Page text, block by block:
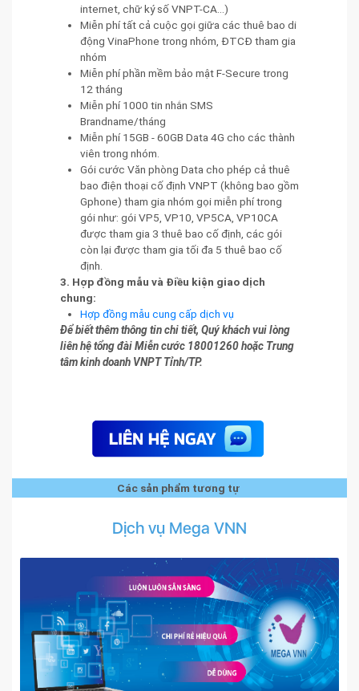
internet, chữ ký số VNPT-CA...)
Miễn phí tất cả cuộc gọi giữa các thuê bao di
động VinaPhone trong nhóm, ĐTCĐ tham gia
nhóm
Miễn phí phần mềm bảo mật F-Secure trong
12 tháng
Miễn phí 1000 tin nhắn SMS
Brandname/tháng
Miễn phí 15GB - 60GB Data 4G cho các thành
viên trong nhóm.
Gói cước Văn phòng Data cho phép cả thuê
bao điện thoại cố định VNPT (không bao gồm
Gphone) tham gia nhóm gọi miễn phí trong
gói như: gói VP5, VP10, VP5CA, VP10CA
được tham gia 3 thuê bao cố định, các gói
còn lại được tham gia tối đa 5 thuê bao cố
định.
3. Hợp đồng mẫu và Điều kiện giao dịch
chung:
Hợp đồng mẫu cung cấp dịch vụ
Để biết thêm thông tin chi tiết, Quý khách vui lòng
liên hệ tổng đài Miễn cước 18001260 hoặc Trung
tâm kinh doanh VNPT Tỉnh/TP.
Các sản phẩm tương tự
Dịch vụ Mega VNN